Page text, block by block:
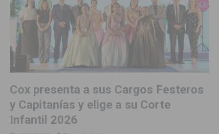
Cox presenta a sus Cargos Festeros
y Capitanías y elige a su Corte
Infantil 2026